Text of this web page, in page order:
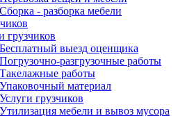
Сборка - разборка мебели
грузчиков
Бесплатный выезд оценщика
Погрузочно-разгрузочные работы
Такелажные работы
Упаковочный материал
Услуги грузчиков
Утилизация мебели и вывоз мусора